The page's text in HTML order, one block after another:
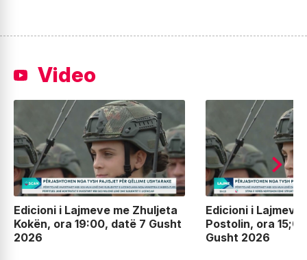
Video
Edicioni i Lajmeve me Zhuljeta
Kokën, ora 19:00, datë 7 Gusht
2026
Edicioni i Lajmeve
Postolin, ora
Gusht 2026